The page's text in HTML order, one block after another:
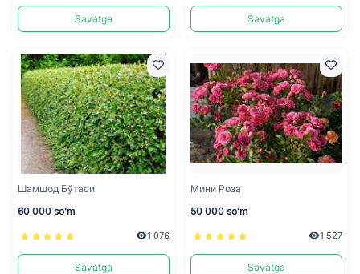
Savatga Savatga
Шамшод Бўтаси
60 000 so'm
1 076
Savatga
Мини Роза
50 000 so'm
1 527
Savatga